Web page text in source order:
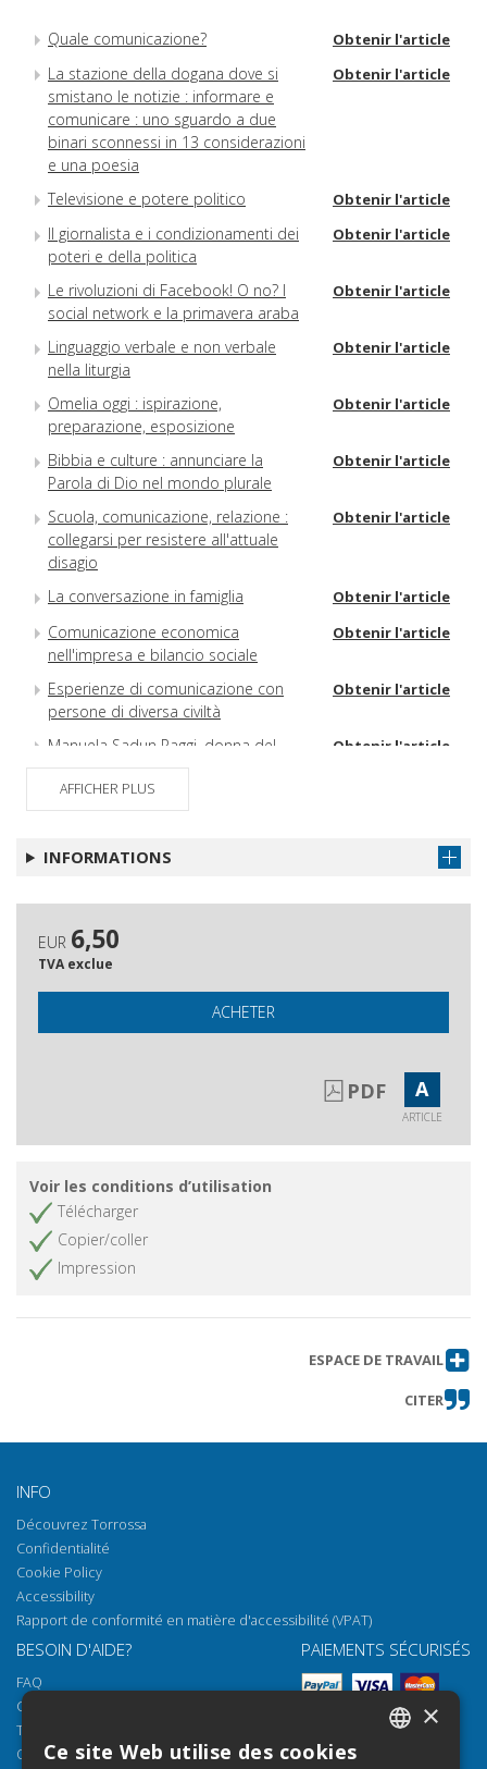
Quale comunicazione? Obtenir l'article
La stazione della dogana dove si
smistano le notizie : informare e
comunicare : uno sguardo a due
binari sconnessi in 13 considerazioni
e una poesia
Obtenir l'article
Televisione e potere politico Obtenir l'article
Il giornalista e i condizionamenti dei
poteri e della politica
Obtenir l'article
Le rivoluzioni di Facebook! O no? I
social network e la primavera araba
Obtenir l'article
Linguaggio verbale e non verbale
nella liturgia
Obtenir l'article
Omelia oggi : ispirazione,
preparazione, esposizione
Obtenir l'article
Bibbia e culture : annunciare la
Parola di Dio nel mondo plurale
Obtenir l'article
Scuola, comunicazione, relazione :
collegarsi per resistere all'attuale
disagio
Obtenir l'article
La conversazione in famiglia Obtenir l'article
Comunicazione economica
nell'impresa e bilancio sociale
Obtenir l'article
Esperienze di comunicazione con
persone di diversa civiltà
Obtenir l'article
Manuela Sadun Paggi, donna del
dialogo
Obtenir l'article
Il sì e il no : Omelia pronunciata per
ordinario
Obtenir l'article
Gli autori di questo numero
Questa Rivista
AFFICHER PLUS
INFORMATIONS
EUR 6,50
TVA exclue
ACHETER
PDF A
ARTICLE
Voir les conditions d’utilisation
Télécharger
Copier/coller
Impression
ESPACE DE TRAVAIL
CITER
INFO
Découvrez Torrossa
Confidentialité
Cookie Policy
Accessibility
Rapport de conformité en matière d'accessibilité (VPAT)
BESOIN D'AIDE?
FAQ
Comment ouvrir nos documents
Torrossa Reader
Options d'accès
PAIEMENTS SÉCURISÉS
×
Ce site Web utilise des cookies